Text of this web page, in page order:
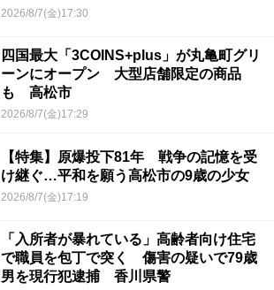
2026/8/7(金)17:30
四国最大「3COINS+plus」が丸亀町グリ
ーンにオープン 大型店舗限定の商品
も 高松市
2026/8/7(金)17:29
【特集】原爆投下81年 戦争の記憶を受
け継ぐ…平和を願う高松市の9歳の少女
2026/8/7(金)17:19
「入所者が暴れている」高齢者向け住宅
で職員を包丁で突く 傷害の疑いで79歳
男を現行犯逮捕 香川県警